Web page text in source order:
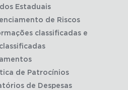
Estaduais
de Riscos
classificadas e
de Patrocínios
de Despesas